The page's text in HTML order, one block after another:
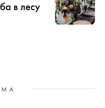
в лесу